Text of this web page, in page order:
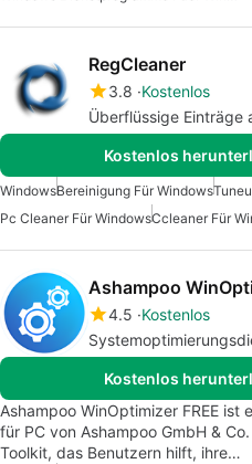
RegCleaner
3.8 Kostenlos
Überflüssige Einträge
Kostenlos
WindowsBereinigung Für Windows
Pc Cleaner Für WindowsCcleaner Für
Ashampoo
4.5 Kostenlos
Kostenlos
Ashampoo WinOptimizer FREE ist
für PC von Ashampoo GmbH &
Toolkit, das Benutzern hilft, ihre…